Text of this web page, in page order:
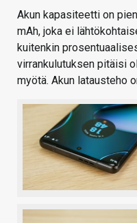
Akun kapasiteetti on
mAh, joka ei
kuitenkin
virrankulutuksen pitäisi
myötä. Akun latausteho